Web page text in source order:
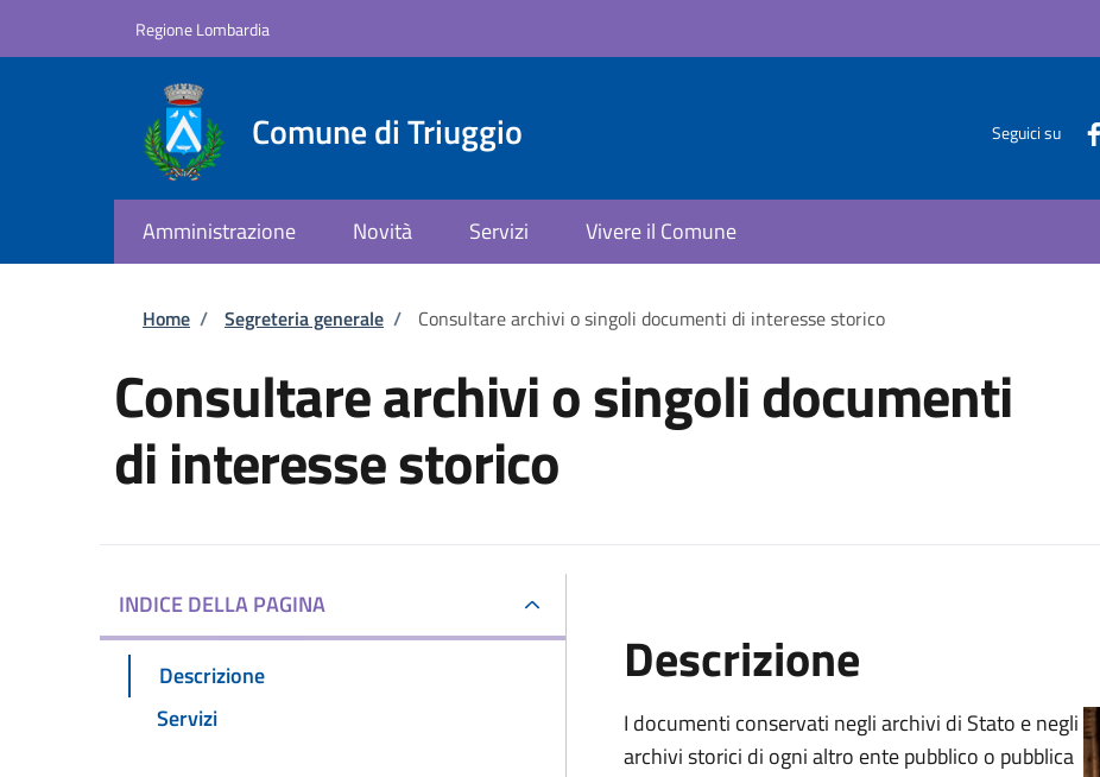
Regione Lombardia
Comune di Triuggio Seguici su
Amministrazione Novità Servizi Vivere il Comune
Briciole di pane
Home / Segreteria generale / Consultare archivi o singoli documenti di interesse storico
Consultare archivi o singoli documenti
di interesse storico
INDICE DELLA PAGINA
Descrizione
Servizi
Descrizione
I documenti conservati negli archivi di Stato e negli
archivi storici di ogni altro ente pubblico o pubblica